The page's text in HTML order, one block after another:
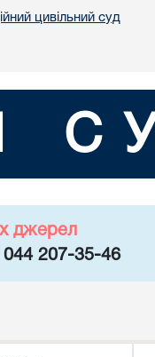
цивільний суд
джерел
044 207-35-46